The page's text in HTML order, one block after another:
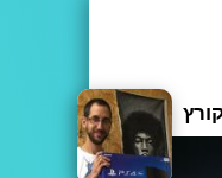
ורוצים להקל ע
ליכם (וגם לפעמים על עצמנו), את הסקירה הזאת תסיימו לפני שמחוג השניות יראה 60.